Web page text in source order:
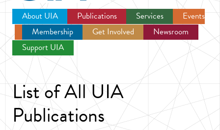
About UIA Publications Services
Events
Membership
Get Involved
Newsroom
Support UIA
List of All UIA
Publications